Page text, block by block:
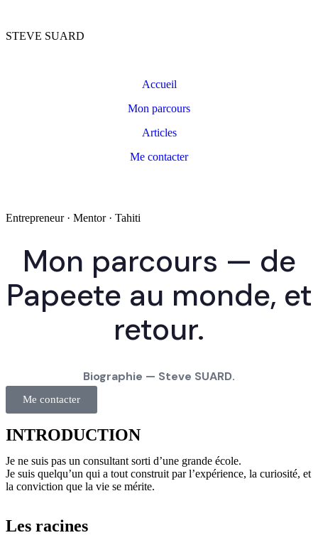
STEVE SUARD
Accueil
Mon parcours
Articles
Me contacter
Entrepreneur · Mentor · Tahiti
Mon parcours — de
Papeete au monde, et
retour.
Biographie — Steve SUARD.
Me contacter
INTRODUCTION
Je ne suis pas un consultant sorti d’une grande école.
Je suis quelqu’un qui a tout construit par l’expérience, la curiosité, et
la conviction que la vie se mérite.
Les racines